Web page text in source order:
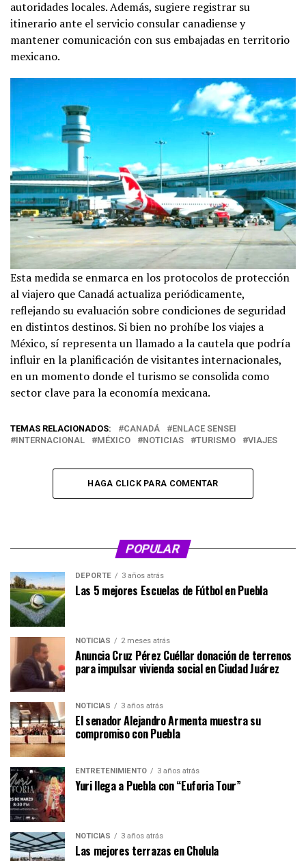
autoridades locales. Además, sugiere registrar su
itinerario ante el servicio consular canadiense y
mantener comunicación con sus embajadas en territorio
mexicano.
Esta medida se enmarca en los protocolos de protección
al viajero que Canadá actualiza periódicamente,
reflejando su evaluación sobre condiciones de seguridad
en distintos destinos. Si bien no prohíbe los viajes a
México, sí representa un llamado a la cautela que podría
influir en la planificación de visitantes internacionales,
en un momento donde el turismo se consolida como
sector clave para la economía mexicana.
TEMAS RELACIONADOS: CANADÁ
ENLACE SENSEI
INTERNACIONAL
MÉXICO NOTICIAS TURISMO VIAJES
HAGA CLICK PARA COMENTAR
POPULAR
DEPORTE 3 años atrás
Las 5 mejores Escuelas de Fútbol en Puebla
NOTICIAS 2 meses atrás
Anuncia Cruz Pérez Cuéllar donación de terrenos
para impulsar vivienda social en Ciudad Juárez
NOTICIAS 3 años atrás
El senador Alejandro Armenta muestra su
compromiso con Puebla
ENTRETENIMIENTO 3 años atrás
Yuri llega a Puebla con “Euforia Tour”
NOTICIAS 3 años atrás
Las mejores terrazas en Cholula